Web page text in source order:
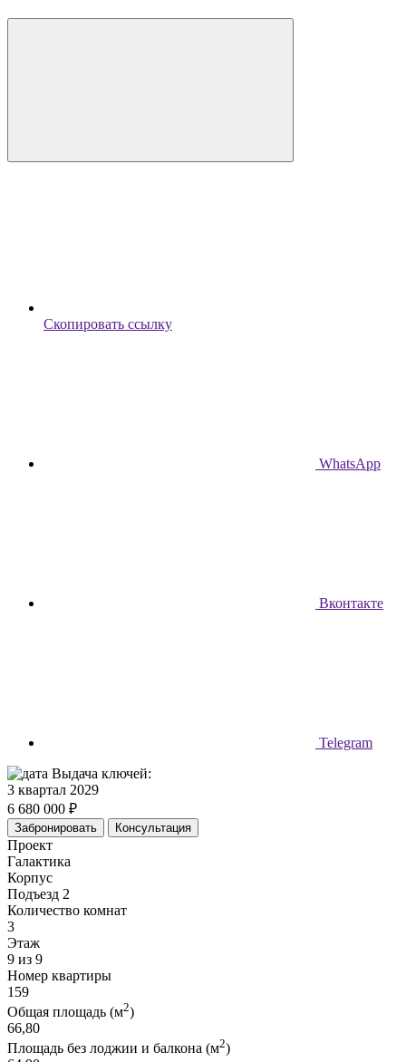
Скопировать ссылку
WhatsApp
Вконтакте
Telegram
Выдача ключей:
3 квартал 2029
6 680 000 ₽
Забронировать Консультация
Проект
Галактика
Корпус
Подъезд 2
Количество комнат
3
Этаж
9 из 9
Номер квартиры
159
Общая площадь (м2)
66,80
Площадь без лоджии и балкона (м2)